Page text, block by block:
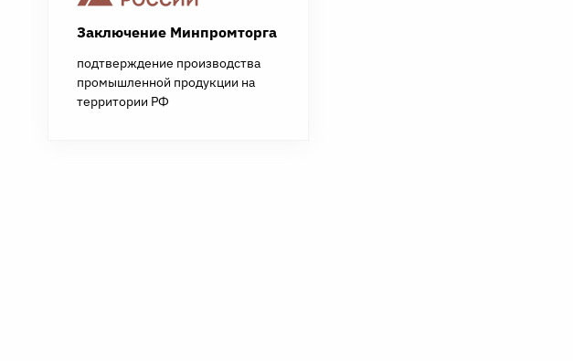
Заключение Минпромторга
подтверждение производства
промышленной продукции на
территории РФ